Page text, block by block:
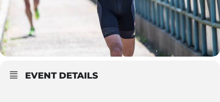
EVENT DETAILS